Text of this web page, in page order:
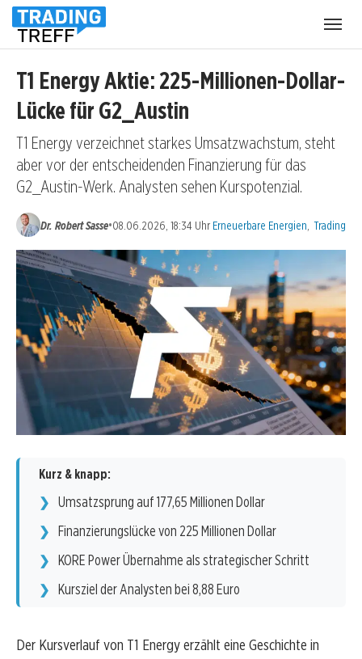
T1 Energy Aktie: 225-Millionen-Dollar-
Lücke für G2_Austin
T1 Energy verzeichnet starkes Umsatzwachstum, steht
aber vor der entscheidenden Finanzierung für das
G2_Austin-Werk. Analysten sehen Kurspotenzial.
Dr. Robert Sasse•08.06.2026, 18:34 Uhr Kategorien:
Erneuerbare Energien Trading
Kurz & knapp:
Umsatzsprung auf 177,65 Millionen Dollar
Finanzierungslücke von 225 Millionen Dollar
KORE Power Übernahme als strategischer Schritt
Kursziel der Analysten bei 8,88 Euro
Der Kursverlauf von T1 Energy erzählt eine Geschichte in